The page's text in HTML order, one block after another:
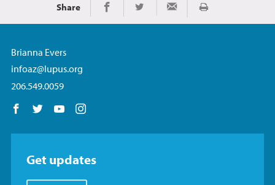
Share Share on Facebook
Share on TwitterShare via EmailImprimir
Brianna Evers
infoaz@lupus.org
206.549.0059
Follow us on Facebook
Follow us on Twitter
Follow us on YouTube
Get updates